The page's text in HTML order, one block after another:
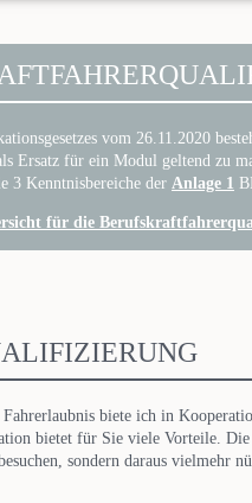
vom 26.11.2020
Ersatz für ein Modul geltend zu
3 Kenntnisbereiche der Anlage 1
für die
biete ich in
bietet für Sie viele Vorteile.
sondern daraus vielmehr